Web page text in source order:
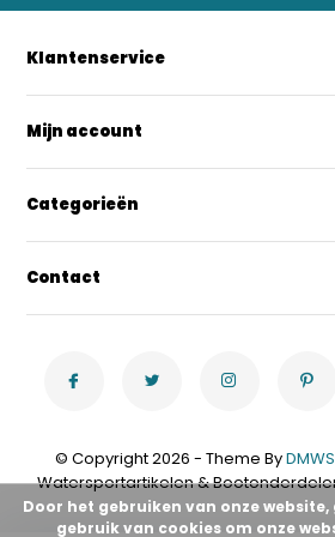
Klantenservice
Mijn account
Categorieën
Contact
© Copyright 2026 - Theme ByDMWS
Watersportartikelen &
Door het gebruiken van onze
gebruik van cookies om onze